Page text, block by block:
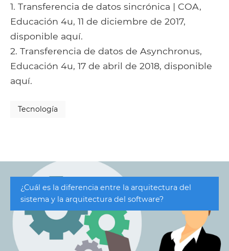
1. Transferencia de datos sincrónica | COA,
Educación 4u, 11 de diciembre de 2017,
disponible aquí.
2. Transferencia de datos de Asynchronus,
Educación 4u, 17 de abril de 2018, disponible
aquí.
Tecnología
¿Cuál es la diferencia entre la arquitectura del
sistema y la arquitectura del software?